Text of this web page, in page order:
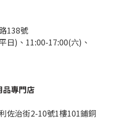
138號
日)、11:00-17:00(六)、
專門店
佐治街2-10號1樓101鋪銅